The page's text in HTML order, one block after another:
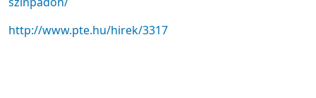
http://www.pte.hu/hirek/3317